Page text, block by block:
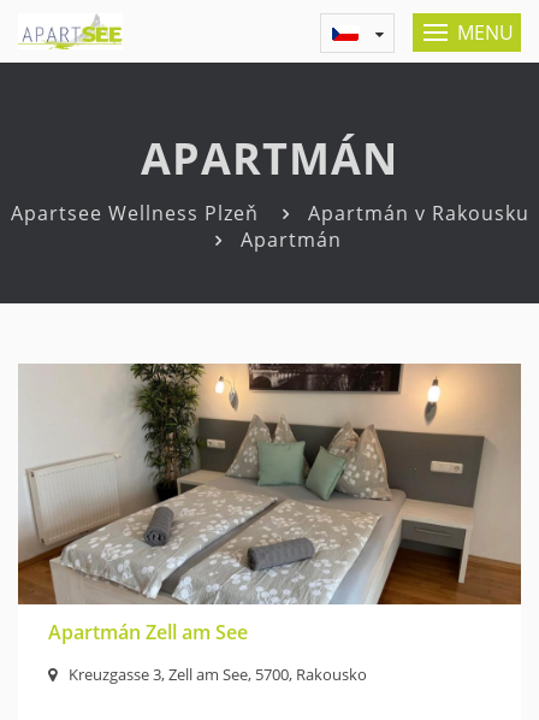
MENU
APARTMÁN
Apartsee Wellness Plzeň
Apartmán v Rakousku
Apartmán
Apartmán Zell am See
Kreuzgasse 3, Zell am See, 5700, Rakousko